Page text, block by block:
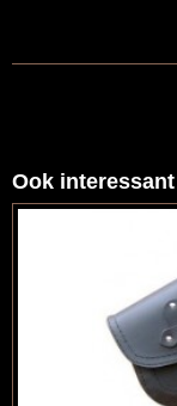
Ook interessant